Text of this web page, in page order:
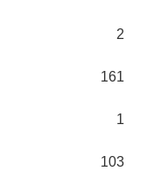
2
161
1
103